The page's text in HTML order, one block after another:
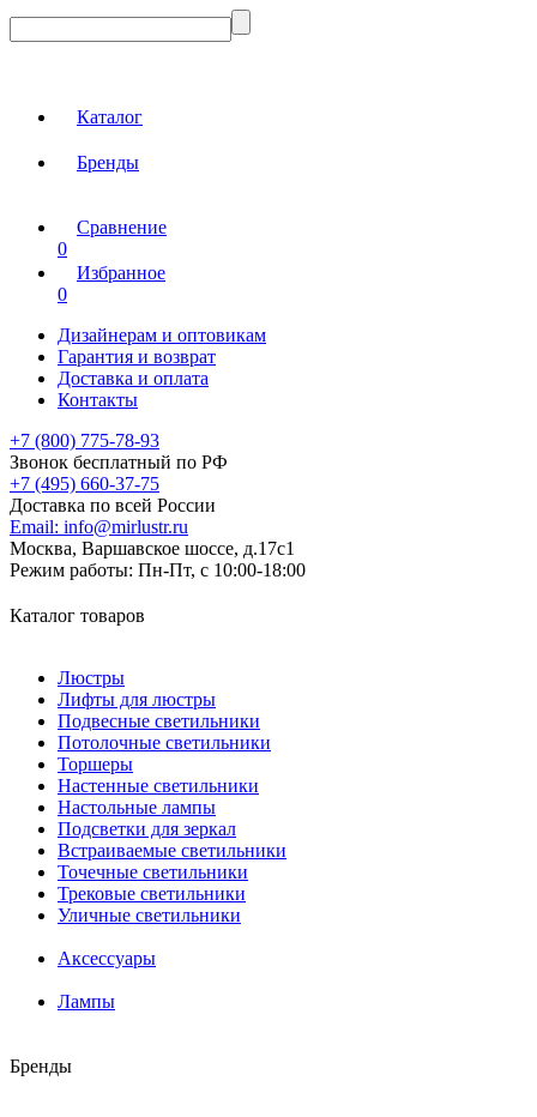
Каталог
Бренды
Сравнение
0
Избранное
0
Дизайнерам и оптовикам
Гарантия и возврат
Доставка и оплата
Контакты
+7 (800) 775-78-93
Звонок бесплатный по РФ
+7 (495) 660-37-75
Доставка по всей России
Email: info@mirlustr.ru
Москва, Варшавское шоссе, д.17c1
Режим работы: Пн-Пт, с 10:00-18:00
Каталог товаров
Люстры
Лифты для люстры
Подвесные светильники
Потолочные светильники
Торшеры
Настенные светильники
Настольные лампы
Подсветки для зеркал
Встраиваемые светильники
Точечные светильники
Трековые светильники
Уличные светильники
Аксессуары
Лампы
Бренды